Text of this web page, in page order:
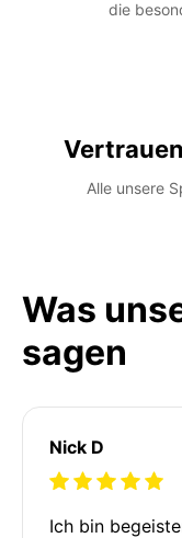
die
Alle unsere
Was
sagen
Nick D
Ich bin